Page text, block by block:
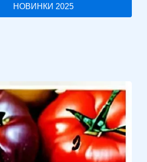
НОВИНКИ 2025